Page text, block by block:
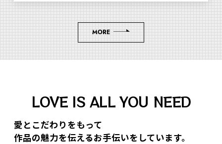
MORE
LOVE IS ALL YOU NEED
愛とこだわりをもって
作品の魅⼒を伝えるお⼿伝いをしています。